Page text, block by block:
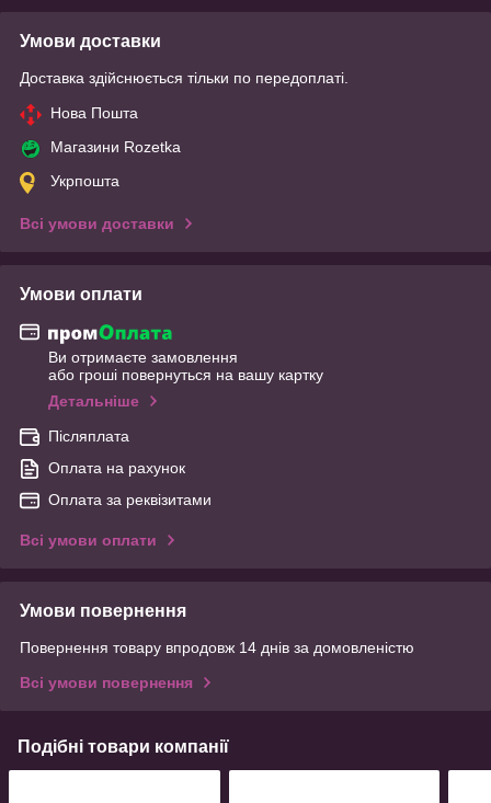
Умови доставки
Доставка здійснюється тільки по передоплаті.
Нова Пошта
Магазини Rozetka
Укрпошта
Всі умови доставки
Умови оплати
Ви отримаєте замовлення
або гроші повернуться на вашу картку
Детальніше
Післяплата
Оплата на рахунок
Оплата за реквізитами
Всі умови оплати
Умови повернення
Повернення товару впродовж 14 днів за домовленістю
Всі умови повернення
Подібні товари компанії